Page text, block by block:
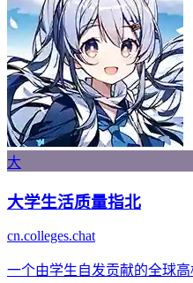
大
大学生活质量指北
cn.colleges.chat
一个由学生自发贡献的全球